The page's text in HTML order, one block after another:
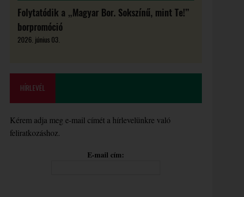
Folytatódik a „Magyar Bor. Sokszínű, mint Te!”
borpromóció
2026. június 03.
HÍRLEVÉL
Kérem adja meg e-mail címét a hírlevelünkre való
feliratkozáshoz.
E-mail cím: